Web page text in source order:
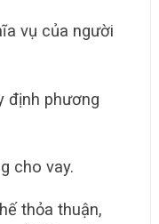
vụ của người
định phương
cho vay.
thỏa thuận,